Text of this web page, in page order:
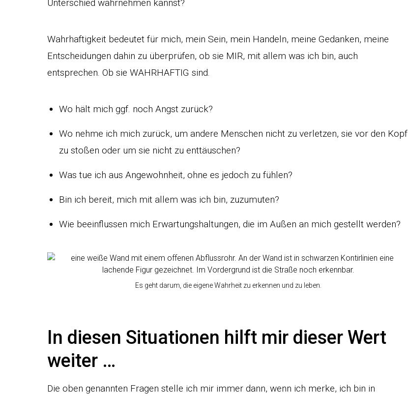
Unterschied wahrnehmen kannst?
Wahrhaftigkeit bedeutet für mich, mein Sein, mein Handeln, meine Gedanken, meine
Entscheidungen dahin zu überprüfen, ob sie MIR, mit allem was ich bin, auch
entsprechen. Ob sie WAHRHAFTIG sind.
Wo hält mich ggf. noch Angst zurück?
Wo nehme ich mich zurück, um andere Menschen nicht zu verletzen, sie vor den Kopf
zu stoßen oder um sie nicht zu enttäuschen?
Was tue ich aus Angewohnheit, ohne es jedoch zu fühlen?
Bin ich bereit, mich mit allem was ich bin, zuzumuten?
Wie beeinflussen mich Erwartungshaltungen, die im Außen an mich gestellt werden?
Es geht darum, die eigene Wahrheit zu erkennen und zu leben.
In diesen Situationen hilft mir dieser Wert
weiter …
Die oben genannten Fragen stelle ich mir immer dann, wenn ich merke, ich bin in